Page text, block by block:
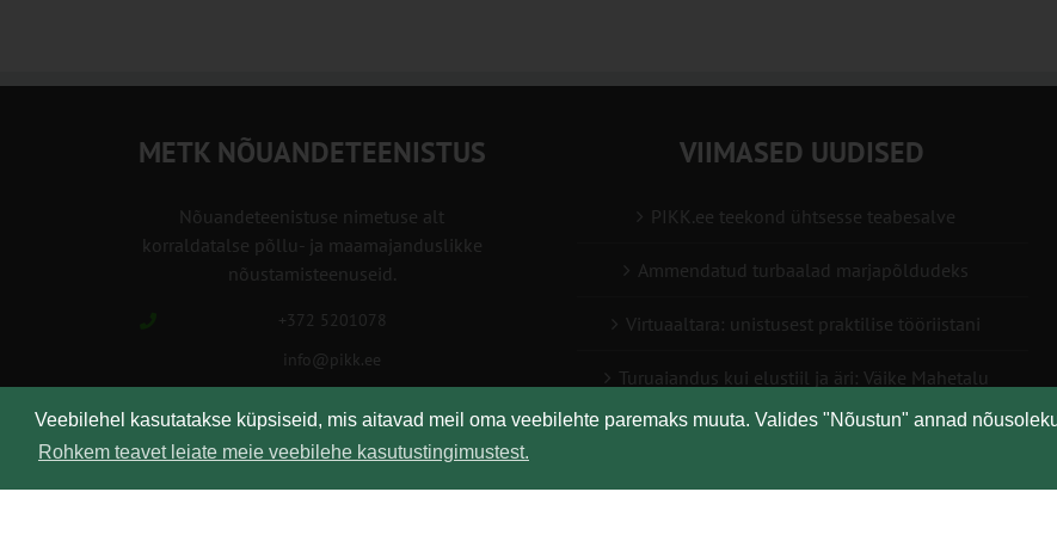
Veebilehel kasutatakse küpsiseid, mis aitavad meil oma veebilehte paremaks muuta. Valides "Nõustun" annad
Rohkem teavet leiate meie veebilehe kasutustingimustest.
METK NÕUANDETEENISTUS
Nõuandeteenistuse nimetuse alt
korraldatalse põllu- ja maamajanduslikke
nõustamisteenuseid.
+372 5201078
info@pikk.ee
Kirjuta meile!
VIIMASED UUDISED
PIKK.ee teekond ühtsesse teabesalve
Ammendatud turbaalad marjapõldudeks
Virtuaaltara: unistusest praktilise tööriistani
Turuaiandus kui elustiil ja äri: Väike Mahetalu
Vähemaga rohkem: kuidas digilahendused aitavad